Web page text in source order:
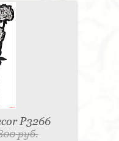
P3266
руб.